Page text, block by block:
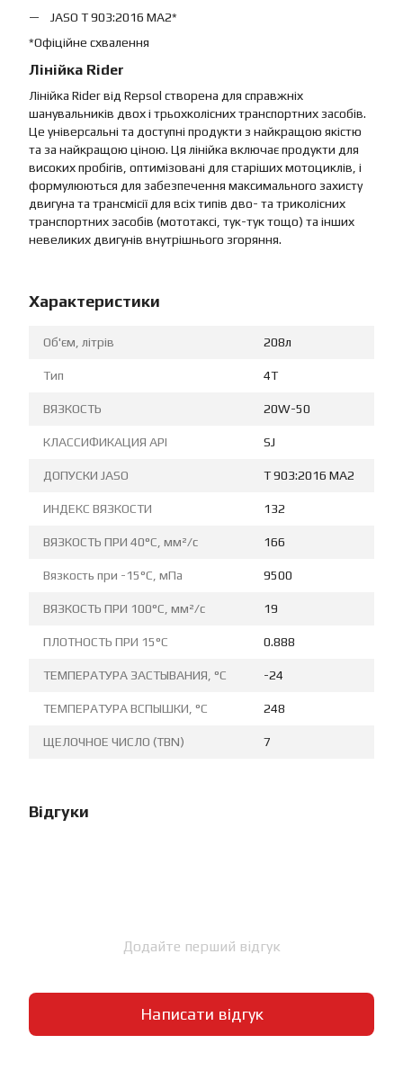
JASO T 903:2016 MA2*
*Офіційне схвалення
Лінійка Rider
Лінійка Rider від Repsol створена для справжніх
шанувальників двох і трьохколісних транспортних засобів.
Це універсальні та доступні продукти з найкращою якістю
та за найкращою ціною. Ця лінійка включає продукти для
високих пробігів, оптимізовані для старіших мотоциклів, і
формулюються для забезпечення максимального захисту
двигуна та трансмісії для всіх типів дво- та триколісних
транспортних засобів (мототаксі, тук-тук тощо) та інших
невеликих двигунів внутрішнього згоряння.
Характеристики
Об'єм, літрів 208л
Тип 4T
ВЯЗКОСТЬ 20W-50
КЛАССИФИКАЦИЯ API SJ
ДОПУСКИ JASO T 903:2016 MA2
ИНДЕКС ВЯЗКОСТИ 132
ВЯЗКОСТЬ ПРИ 40°C, мм²/с 166
Вязкость при -15°C, мПа 9500
ВЯЗКОСТЬ ПРИ 100°C, мм²/с 19
ПЛОТНОСТЬ ПРИ 15°C 0.888
ТЕМПЕРАТУРА ЗАСТЫВАНИЯ, °C -24
ТЕМПЕРАТУРА ВСПЫШКИ, °C 248
ЩЕЛОЧНОЕ ЧИСЛО (TBN) 7
Відгуки
Додайте перший відгук
Написати відгук